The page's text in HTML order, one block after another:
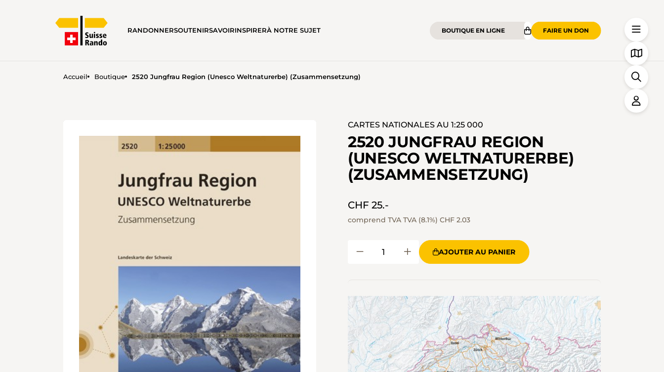
RANDONNERSOUTENIRSAVOIRINSPIRERÀ NOTRE SUJET BOUTIQUE EN LIGNE FAIRE UN DON
Accueil Boutique 2520 Jungfrau Region (Unesco Weltnaturerbe) (Zusammensetzung)
CARTES NATIONALES AU 1:25 000
2520 JUNGFRAU REGION
(UNESCO WELTNATURERBE)
(ZUSAMMENSETZUNG)
CHF 25.-
comprend TVA TVA (8.1%) CHF 2.03
AJOUTER AU PANIER